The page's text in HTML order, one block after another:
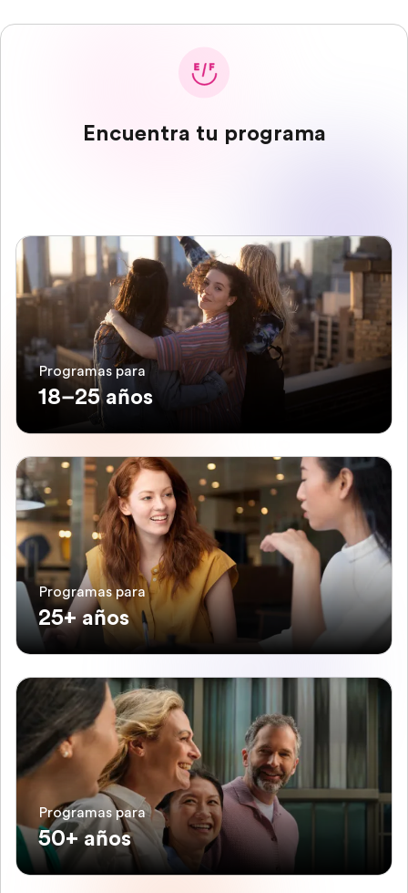
Encuentra tu programa
Programas para
18–25 años
Programas para
25+ años
Programas para
50+ años